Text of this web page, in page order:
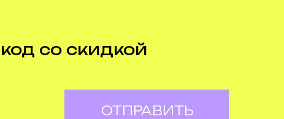
со скидкой
ОТПРАВИТЬ